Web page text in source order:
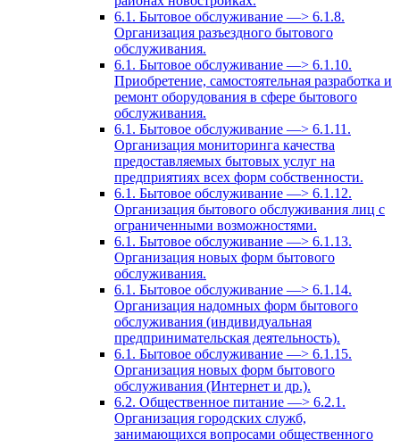
6.1. Бытовое обслуживание —> 6.1.8.
Организация разъездного бытового
обслуживания.
6.1. Бытовое обслуживание —> 6.1.10.
Приобретение, самостоятельная разработка и
ремонт оборудования в сфере бытового
обслуживания.
6.1. Бытовое обслуживание —> 6.1.11.
Организация мониторинга качества
предоставляемых бытовых услуг на
предприятиях всех форм собственности.
6.1. Бытовое обслуживание —> 6.1.12.
Организация бытового обслуживания лиц с
ограниченными возможностями.
6.1. Бытовое обслуживание —> 6.1.13.
Организация новых форм бытового
обслуживания.
6.1. Бытовое обслуживание —> 6.1.14.
Организация надомных форм бытового
обслуживания (индивидуальная
предпринимательская деятельность).
6.1. Бытовое обслуживание —> 6.1.15.
Организация новых форм бытового
обслуживания (Интернет и др.).
6.2. Общественное питание —> 6.2.1.
Организация городских служб,
занимающихся вопросами общественного